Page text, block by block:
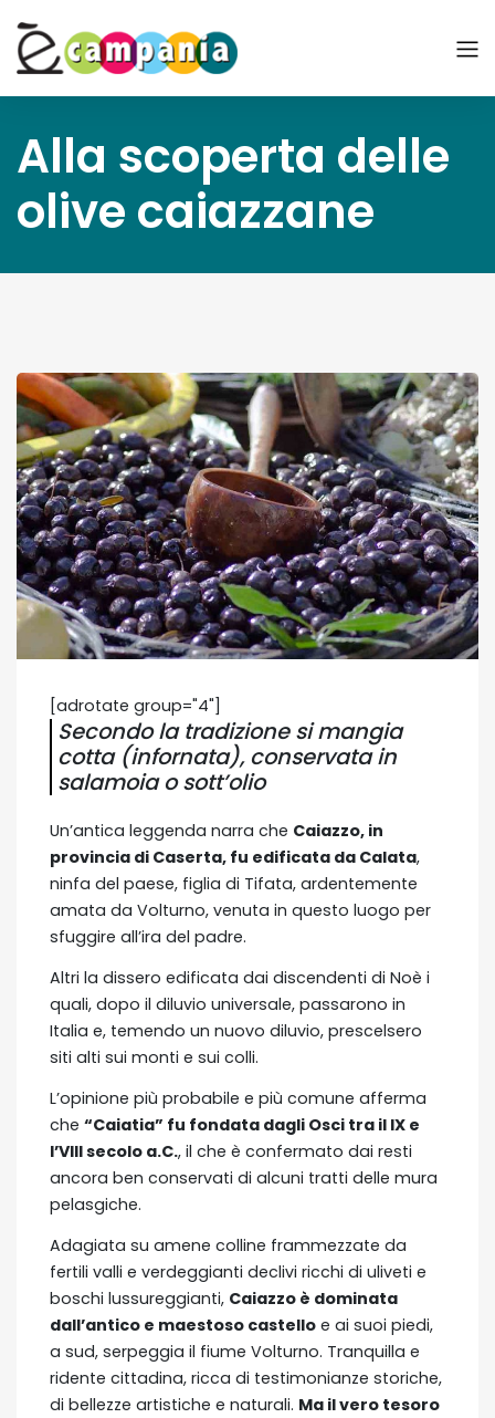
Alla scoperta delle
olive caiazzane
[adrotate group="4"]
Secondo la tradizione si mangia
cotta (infornata), conservata in
salamoia o sott’olio
Un’antica leggenda narra che Caiazzo, in
provincia di Caserta, fu edificata da Calata,
ninfa del paese, figlia di Tifata, ardentemente
amata da Volturno, venuta in questo luogo per
sfuggire all’ira del padre.
Altri la dissero edificata dai discendenti di Noè i
quali, dopo il diluvio universale, passarono in
Italia e, temendo un nuovo diluvio, prescelsero
siti alti sui monti e sui colli.
L’opinione più probabile e più comune afferma
che “Caiatia” fu fondata dagli Osci tra il IX e
l’VIII secolo a.C., il che è confermato dai resti
ancora ben conservati di alcuni tratti delle mura
pelasgiche.
Adagiata su amene colline frammezzate da
fertili valli e verdeggianti declivi ricchi di uliveti e
boschi lussureggianti, Caiazzo è dominata
dall’antico e maestoso castello e ai suoi piedi,
a sud, serpeggia il fiume Volturno. Tranquilla e
ridente cittadina, ricca di testimonianze storiche,
di bellezze artistiche e naturali. Ma il vero tesoro